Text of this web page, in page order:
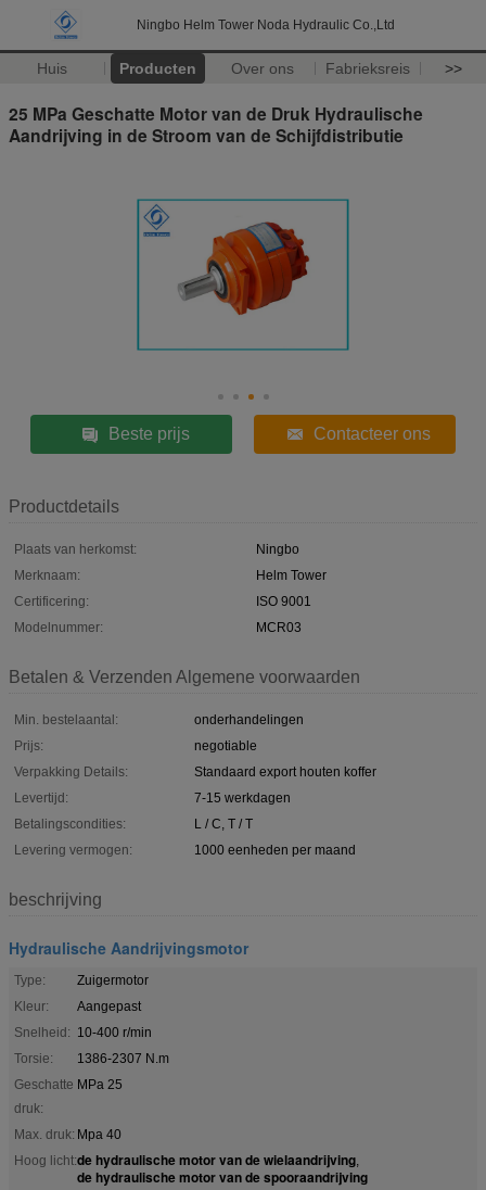
Ningbo Helm Tower Noda Hydraulic Co.,Ltd
Huis Producten Over ons Fabrieksreis >>
25 MPa Geschatte Motor van de Druk Hydraulische
Aandrijving in de Stroom van de Schijfdistributie
Beste prijs Contacteer ons
Productdetails
Plaats van herkomst:
Ningbo
Merknaam:
Helm Tower
Certificering:
ISO 9001
Modelnummer:
MCR03
Betalen & Verzenden Algemene voorwaarden
Min. bestelaantal:
onderhandelingen
Prijs:
negotiable
Verpakking Details:
Standaard export houten koffer
Levertijd:
7-15 werkdagen
Betalingscondities:
L / C, T / T
Levering vermogen:
1000 eenheden per maand
beschrijving
Hydraulische Aandrijvingsmotor
Type:
Zuigermotor
Kleur:
Aangepast
Snelheid: 10-400 r/min
Torsie:
1386-2307 N.m
Geschatte
druk:
MPa 25
Max. druk: Mpa 40
Hoog licht:de hydraulische motor van de wielaandrijving,
de hydraulische motor van de spooraandrijving